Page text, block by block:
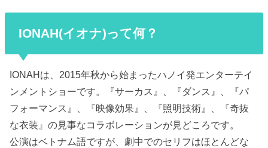
IONAH(イオナ)って何？
IONAHは、2015年秋から始まったハノイ発エンターテイ
ンメントショーです。『サーカス』、『ダンス』、『パ
フォーマンス』、『映像効果』、『照明技術』、『奇抜
な衣装』の見事なコラボレーションが見どころです。
公演はベトナム語ですが、劇中でのセリフはほとんどな